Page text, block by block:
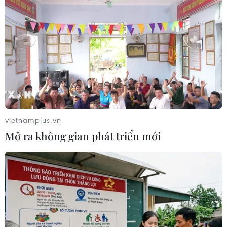
Nhật Bản xây dựng khách sạn sang
trọng tại tất cả 35 công viên quốc gia
16/08/2024 07:13
Việt Nam được chọn là quốc gia đối
tác của Triển lãm IHE 2024
04/08/2024 00:44
vietnamplus.vn
Mở ra không gian phát triển mới